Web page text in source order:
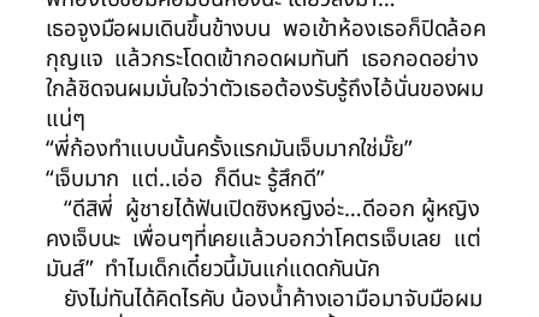
เธอจูงมือผมเดินขึ้นข้างบน พอเข้าห้องเธอก็ปิดล้อค
กุญแจ แล้วกระโดดเข้ากอดผมทันที เธอกอดอย่าง
ใกล้ชิดจนผมมั่นใจว่าตัวเธอต้องรับรู้ถึงไอ้นั่นของผม
แน่ๆ
“พี่ก้องทำแบบนั้นครั้งแรกมันเจ็บมากใช่มั๊ย”
“เจ็บมาก แต่..เอ่อ ก็ดีนะ รู้สึกดี”
“ดีสิพี่ ผู้ชายได้ฟันเปิดซิงหญิงอ่ะ…ดีออก ผู้หญิง
คงเจ็บนะ เพื่อนๆที่เคยแล้วบอกว่าโคตรเจ็บเลย แต่
มันส์” ทำไมเด็กเดี๋ยวนี้มันแก่แดดกันนัก
ยังไม่ทันได้คิดไรคับ น้องน้ำค้างเอามือมาจับมือผม